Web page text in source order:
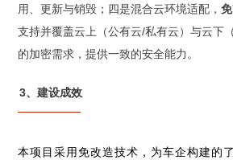
用、更新与销毁；四是混合云环境适配，
支持并覆盖云上（公有云/私有云）与云下
的加密需求，提供一致的安全能力。
3、建设成效
本项目采用免改造技术， 为车企构建的